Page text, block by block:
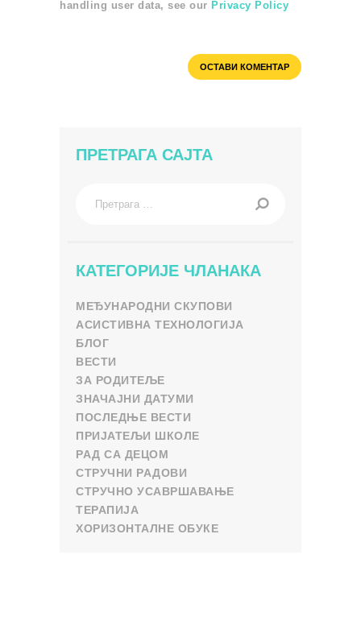
handling user data, see our Privacy Policy
ПРЕТРАГА САЈТА
КАТЕГОРИЈЕ ЧЛАНАКА
МЕЂУНАРОДНИ СКУПОВИ
АСИСТИВНА ТЕХНОЛОГИЈА
БЛОГ
ВЕСТИ
ЗА РОДИТЕЉЕ
ЗНАЧАЈНИ ДАТУМИ
ПОСЛЕДЊЕ ВЕСТИ
ПРИЈАТЕЉИ ШКОЛЕ
РАД СА ДЕЦОМ
СТРУЧНИ РАДОВИ
СТРУЧНО УСАВРШАВАЊЕ
ТЕРАПИЈА
ХОРИЗОНТАЛНЕ ОБУКЕ